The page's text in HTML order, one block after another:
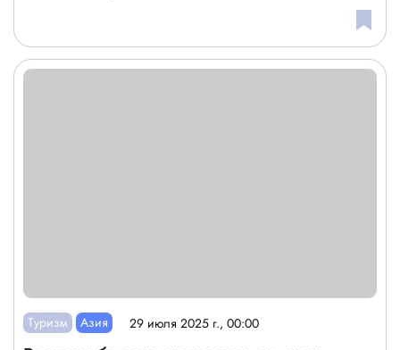
Туризм Азия 29 июля 2025 г., 00:00